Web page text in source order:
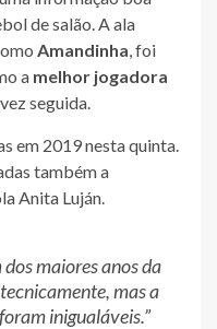
de salão. A ala
Amandinha, foi
a melhor jogadora
seguida.
em 2019 nesta quinta.
também a
Anita Luján.
maiores anos da
mas a
inigualáveis.”